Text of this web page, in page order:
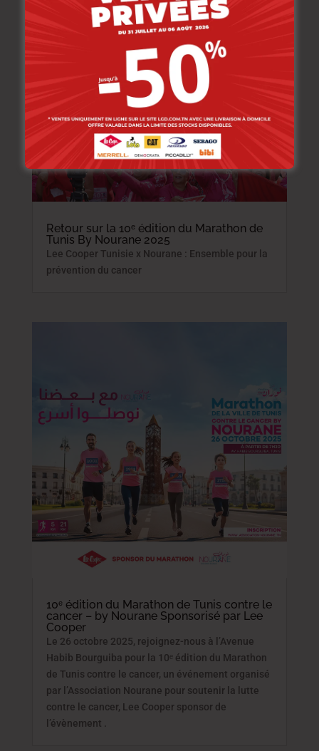
Retour sur la 10ᵉ édition du Marathon de
Tunis By Nourane 2025
Lee Cooper Tunisie x Nourane : Ensemble pour la
prévention du cancer
10ᵉ édition du Marathon de Tunis contre le
cancer – by Nourane Sponsorisé par Lee
Cooper
Le 26 octobre 2025, rejoignez-nous à l’Avenue
Habib Bourguiba pour la 10ᵉ édition du Marathon
de Tunis contre le cancer, un événement organisé
par l’Association Nourane pour soutenir la lutte
contre le cancer, Lee Cooper sponsor de
l’évènement .